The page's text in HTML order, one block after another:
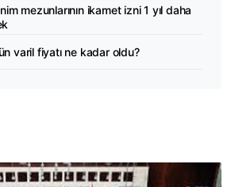
mezunlarının ikamet izni 1 yıl daha
varil fiyatı ne kadar oldu?